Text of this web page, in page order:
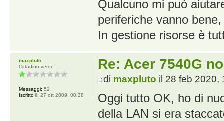
Qualcuno mi può
periferiche vanno
In gestione risorse è
Re: Acer 7540G
di maxpluto il 28 feb 2020,
Oggi tutto OK, ho di
della LAN si era
maxpluto
Cittadino verde
Messaggi: 52
Iscritto il: 27 ott 2009, 00:38